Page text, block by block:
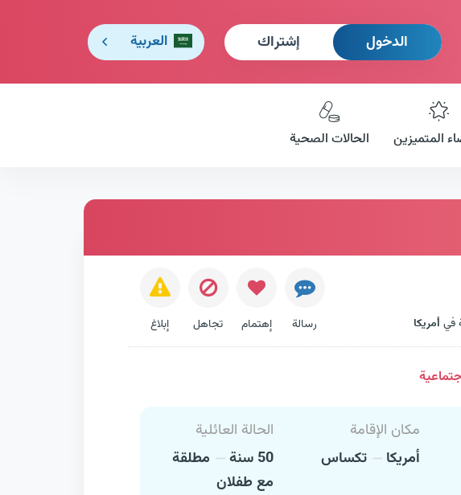
الدخول إشتراك العربية
المتميزين الحالات الصحية
في أمريكا رسالة إهتمام تجاهل إبلاغ
مكان الإقامة
أمريكا
تكساس
الحالة العائلية
50 سنة
مطلقة
مع طفلان